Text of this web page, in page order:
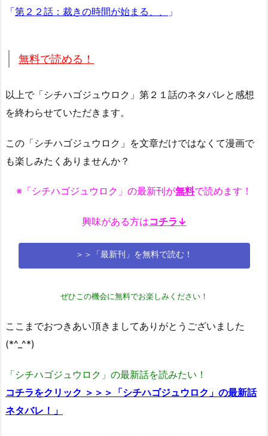
「第２２話：裁きの時間が始まる、、 」
無料で読める！
以上で「シチハゴジュウロク」第２１話のネタバレと感想
を終わらせていただきます。
この「シチハゴジュウロク」を文章だけではなくて漫画で
も楽しみたくありませんか？
※「シチハゴジュウロク」の最新刊が無料で読めます！
興味がある方はコチラ↓
＞＞「最新刊」を無料で読む！
ぜひこの機会に無料でお楽しみください！
ここまでおつきあい頂きましてありがとうございました
(*^_^*)
「シチハゴジュウロク」の最新話を読みたい！
コチラをクリック ＞＞＞「シチハゴジュウロク」の最新話
ネタバレ！」